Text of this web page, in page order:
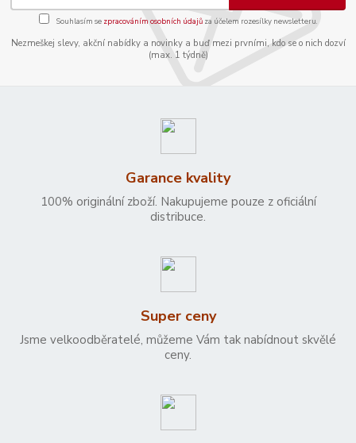
Souhlasím se zpracováním osobních údajůza účelem rozesílky newsletteru.
Nezmeškej slevy, akční nabídky a novinky a buď mezi prvními, kdo se o nich dozví
(max. 1 týdně)
Garance kvality
100% originální zboží. Nakupujeme pouze z oficiální
distribuce.
Super ceny
Jsme velkoodběratelé, můžeme Vám tak nabídnout skvělé
ceny.